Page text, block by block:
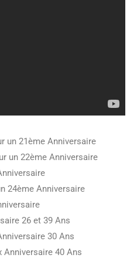
un 21ème Anniversaire
un 22ème Anniversaire
24ème Anniversaire
26 et 39 Ans
30 Ans
Anniversaire 40 Ans